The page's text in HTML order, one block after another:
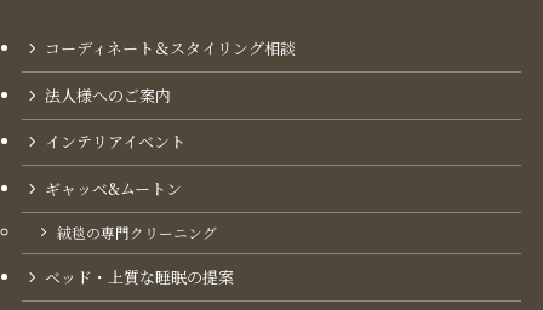
コーディネート＆スタイリング​相談
法人様へのご案内
インテリアイベント
ギャッベ&ムートン
絨毯の専門クリーニング
ベッド・上質な睡眠の提案